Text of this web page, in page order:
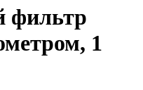
фильтр
1